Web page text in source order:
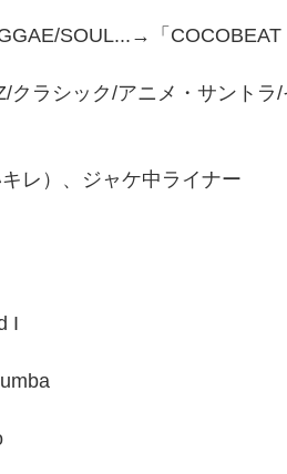
SOUL...→「COCOBEAT
クラシック/アニメ・サント
レ）、ジャケ中ライナー
I